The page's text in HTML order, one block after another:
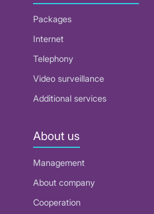
Packages
Internet
Telephony
Video surveillance
Additional services
About us
Management
About company
Cooperation